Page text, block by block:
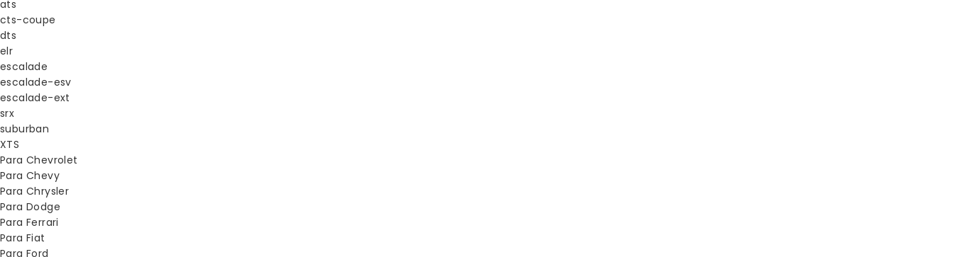
ats
cts-coupe
dts
elr
escalade
escalade-esv
escalade-ext
srx
suburban
XTS
Para Chevrolet
Para Chevy
Para Chrysler
Para Dodge
Para Ferrari
Para Fiat
Para Ford